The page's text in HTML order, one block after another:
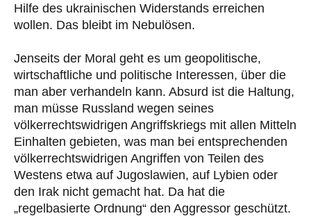
Hilfe des ukrainischen Widerstands erreichen
wollen. Das bleibt im Nebulösen.
Jenseits der Moral geht es um geopolitische,
wirtschaftliche und politische Interessen, über die
man aber verhandeln kann. Absurd ist die Haltung,
man müsse Russland wegen seines
völkerrechtswidrigen Angriffskriegs mit allen Mitteln
Einhalten gebieten, was man bei entsprechenden
völkerrechtswidrigen Angriffen von Teilen des
Westens etwa auf Jugoslawien, auf Lybien oder
den Irak nicht gemacht hat. Da hat die
„regelbasierte Ordnung“ den Aggressor geschützt.